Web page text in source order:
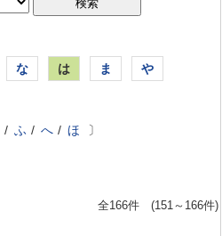
な は ま や
/ ふ / へ / ほ 〕
全166件 (151～166件)